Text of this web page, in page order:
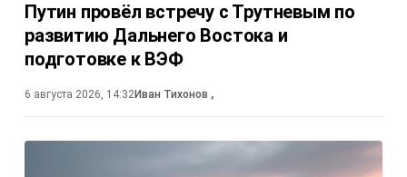
Путин провёл встречу с Трутневым по
развитию Дальнего Востока и
подготовке к ВЭФ
6 августа 2026, 14:32Иван Тихонов ,